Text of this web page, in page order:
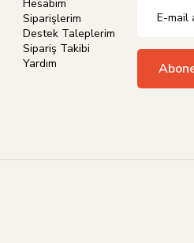
Hesabım
Siparişlerim
Destek Taleplerim
Sipariş Takibi
Yardım